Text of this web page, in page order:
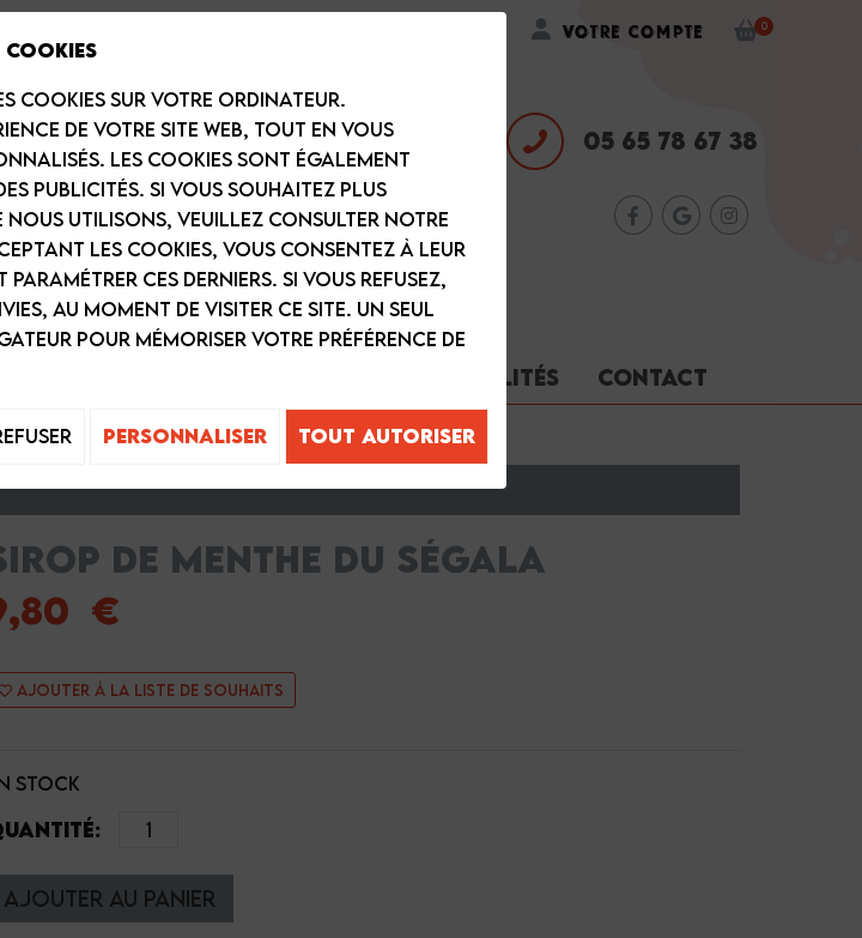
Votre compte 0
05 65 78 67 38
ACTUALITÉS CONTACT
DE MENTHE DU SÉGALA
€
Ajouter à la liste de souhaits
stock
Ajouter au panier
cookies
cookies sur votre ordinateur.
de votre site Web, tout en vous
Les cookies sont également
publicités. Si vous souhaitez plus
nous utilisons, veuillez consulter notre
les cookies, vous consentez à leur
ces derniers. Si vous refusez,
au moment de visiter ce site. Un seul
pour mémoriser votre préférence de
Personnaliser Tout autoriser